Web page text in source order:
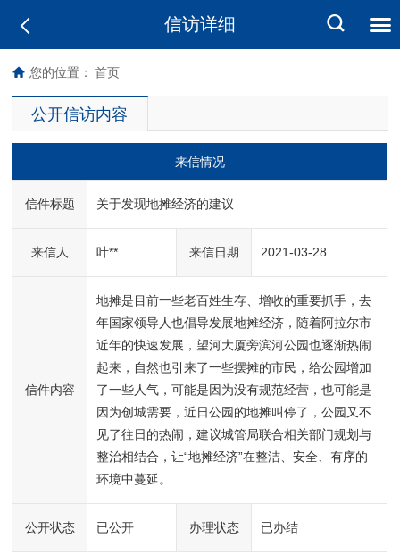
信访详细
您的位置： 首页
公开信访内容
来信情况
信件标题 关于发现地摊经济的建议
来信人 叶** 来信日期 2021-03-28
信件内容
地摊是目前一些老百姓生存、增收的重要抓手，去
年国家领导人也倡导发展地摊经济，随着阿拉尔市
近年的快速发展，望河大厦旁滨河公园也逐渐热闹
起来，自然也引来了一些摆摊的市民，给公园增加
了一些人气，可能是因为没有规范经营，也可能是
因为创城需要，近日公园的地摊叫停了，公园又不
见了往日的热闹，建议城管局联合相关部门规划与
整治相结合，让“地摊经济”在整洁、安全、有序的
环境中蔓延。
公开状态 已公开 办理状态 已办结